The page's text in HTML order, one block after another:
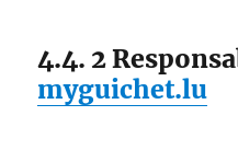
4.4. 2
myguichet.lu